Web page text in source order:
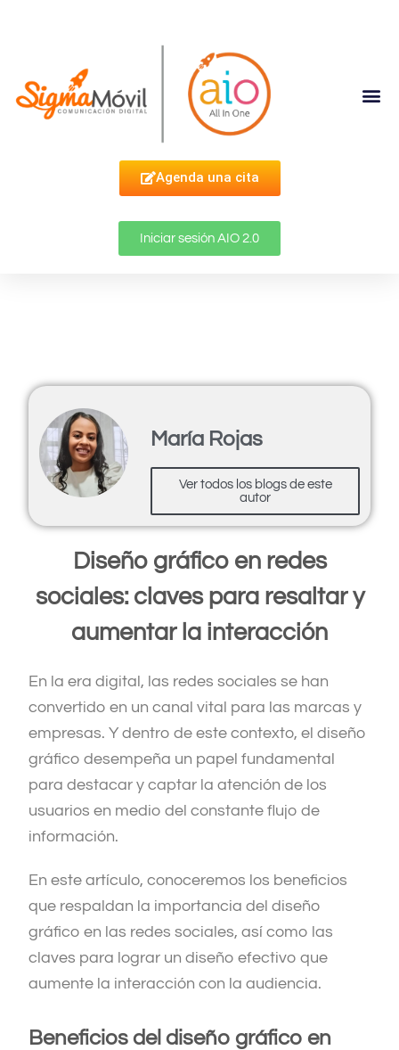
Agenda una cita
Iniciar sesión AIO 2.0
María Rojas
Ver todos los blogs de este
autor
Diseño gráfico en redes
sociales: claves para resaltar y
aumentar la interacción
En la era digital, las redes sociales se han
convertido en un canal vital para las marcas y
empresas. Y dentro de este contexto, el diseño
gráfico desempeña un papel fundamental
para destacar y captar la atención de los
usuarios en medio del constante flujo de
información.
En este artículo, conoceremos los beneficios
que respaldan la importancia del diseño
gráfico en las redes sociales, así como las
claves para lograr un diseño efectivo que
aumente la interacción con la audiencia.
Beneficios del diseño gráfico en